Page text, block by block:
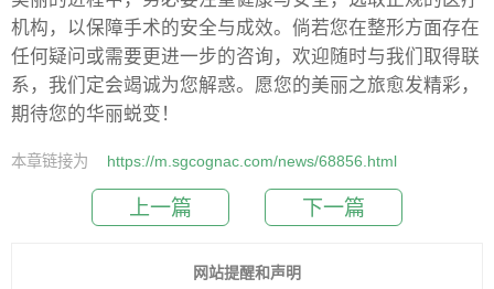
机构，以保障手术的安全与成效。倘若您在整形方面存在
任何疑问或需要更进一步的咨询，欢迎随时与我们取得联
系，我们定会竭诚为您解惑。愿您的美丽之旅愈发精彩，
期待您的华丽蜕变！
本章链接为 https://m.sgcognac.com/news/68856.html
上一篇 下一篇
网站提醒和声明